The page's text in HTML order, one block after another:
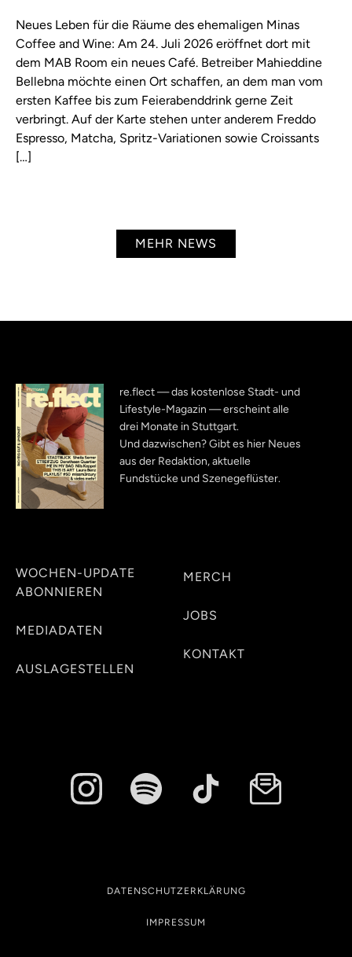
Neues Leben für die Räume des ehemaligen Minas
Coffee and Wine: Am 24. Juli 2026 eröffnet dort mit
dem MAB Room ein neues Café. Betreiber Mahieddine
Bellebna möchte einen Ort schaffen, an dem man vom
ersten Kaffee bis zum Feierabenddrink gerne Zeit
verbringt. Auf der Karte stehen unter anderem Freddo
Espresso, Matcha, Spritz-Variationen sowie Croissants
[…]
MEHR NEWS
re.flect — das kostenlose Stadt- und
Lifestyle-Magazin — erscheint alle
drei Monate in Stuttgart.
Und dazwischen? Gibt es hier Neues
aus der Redaktion, aktuelle
Fundstücke und Szenegeflüster.
WOCHEN-UPDATE
ABONNIEREN
MEDIADATEN
AUSLAGESTELLEN
MERCH
JOBS
KONTAKT
DATENSCHUTZERKLÄRUNG
IMPRESSUM